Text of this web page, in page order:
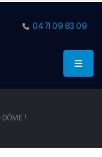
04 71 09 83 09
!